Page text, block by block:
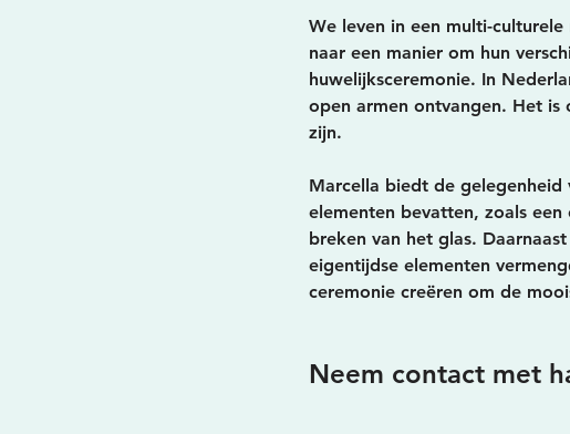
We leven in een multi-
naar een manier om hun
huwelijksceremonie. In
open armen ontvangen. Het
zijn.
Marcella biedt de
elementen bevatten, zoals
breken van het glas.
eigentijdse elementen
ceremonie creëren om de
Neem contact met